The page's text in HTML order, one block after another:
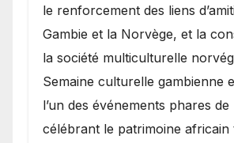
le renforcement des liens
Gambie et la Norvège, et la
la société multiculturelle
Semaine culturelle gambienne
l’un des événements phares de
célébrant le patrimoine africain